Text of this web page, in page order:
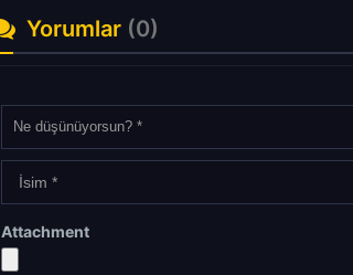
Yorumlar (0)
Attachment